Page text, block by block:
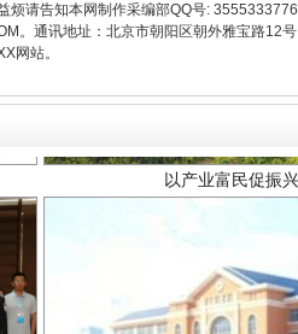
烦请告知本网制作采编部QQ号:
。通讯地址：北京市朝阳区朝外雅宝路12
网站。
以产业富民促振兴